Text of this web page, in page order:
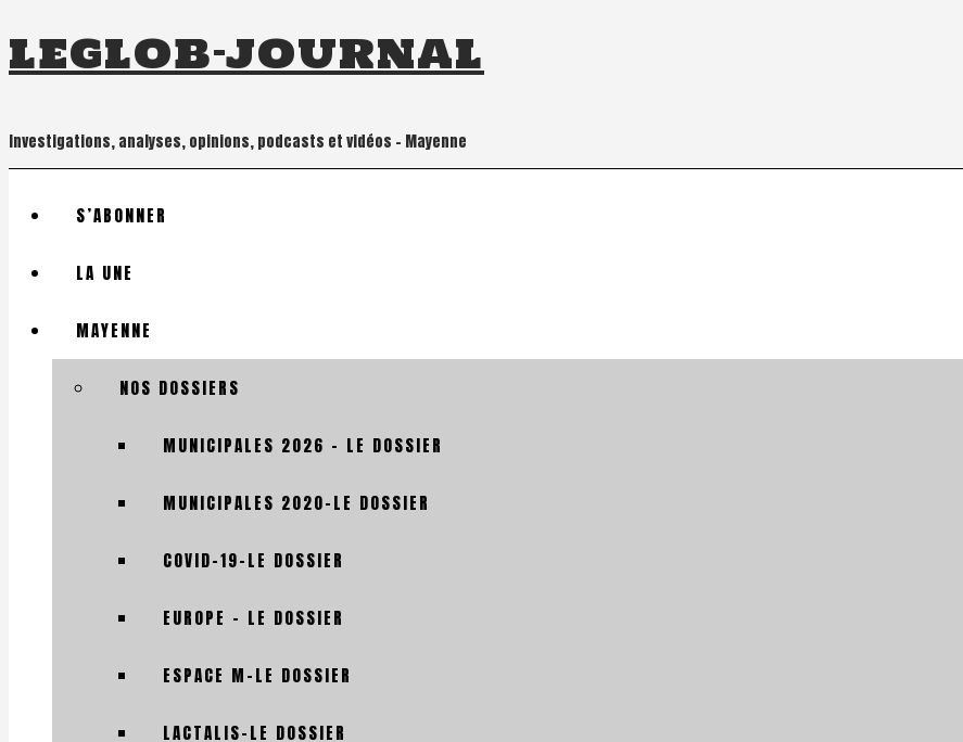
leglob-journal
Investigations, analyses, opinions, podcasts et vidéos – Mayenne
S’ABONNER
LA UNE
MAYENNE
NOS DOSSIERS
MUNICIPALES 2026 – LE DOSSIER
MUNICIPALES 2020-LE DOSSIER
COVID-19-LE DOSSIER
EUROPE – LE DOSSIER
ESPACE M-LE DOSSIER
LACTALIS-LE DOSSIER